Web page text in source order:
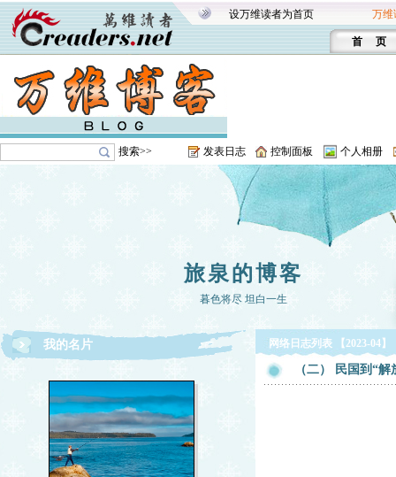
设万维读者为首页 万维
首 页
搜索>> 发表日志 控制面板 个人相册
旅泉的博客
暮色将尽 坦白一生
我的名片 网络日志列表 【2023-04】
（二） 民国到“